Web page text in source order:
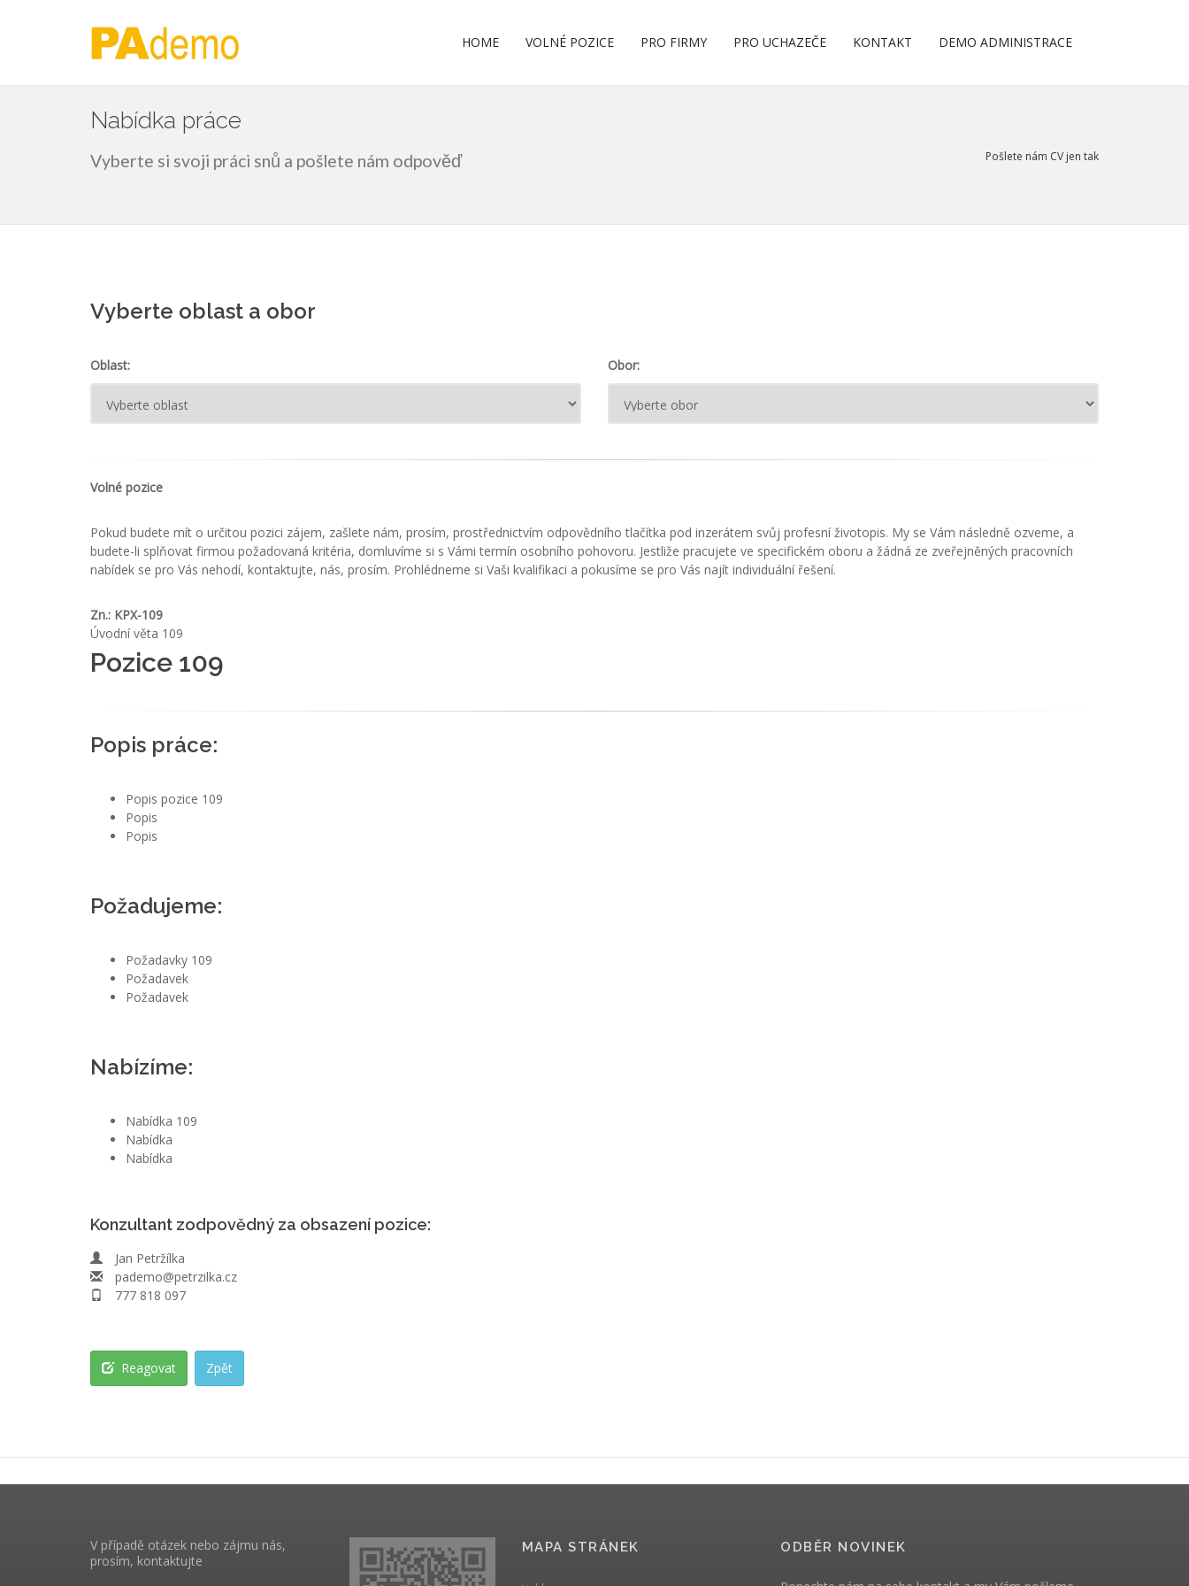
HOME VOLNÉ POZICE PRO FIRMY PRO UCHAZEČE KONTAKT DEMO ADMINISTRACE
Nabídka práce
Vyberte si svoji práci snů a pošlete nám odpověď Pošlete nám CV jen tak
Vyberte oblast a obor
Oblast: Obor:
Volné pozice
Pokud budete mít o určitou pozici zájem, zašlete nám, prosím, prostřednictvím odpovědního tlačítka pod inzerátem svůj profesní životopis. My se Vám následně ozveme, a
budete-li splňovat firmou požadovaná kritéria, domluvíme si s Vámi termín osobního pohovoru. Jestliže pracujete ve specifickém oboru a žádná ze zveřejněných pracovních
nabídek se pro Vás nehodí, kontaktujte, nás, prosím. Prohlédneme si Vaši kvalifikaci a pokusíme se pro Vás najít individuální řešení.
Zn.: KPX-109
Úvodní věta 109
Pozice 109
Popis práce:
Popis pozice 109
Popis
Popis
Požadujeme:
Požadavky 109
Požadavek
Požadavek
Nabízíme:
Nabídka 109
Nabídka
Nabídka
Konzultant zodpovědný za obsazení pozice:
Jan Petržílka
pademo@petrzilka.cz
777 818 097
Reagovat Zpět
V případě otázek nebo zájmu nás,
prosím, kontaktujte
MAPA STRÁNEK ODBĚR NOVINEK